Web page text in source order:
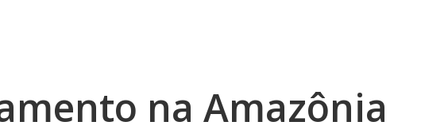
na Amazônia